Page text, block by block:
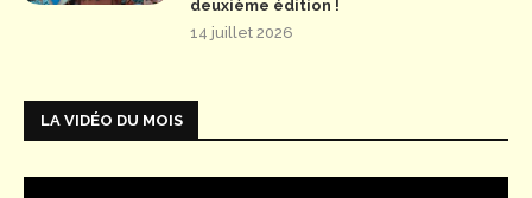
deuxième édition !
14 juillet 2026
LA VIDÉO DU MOIS